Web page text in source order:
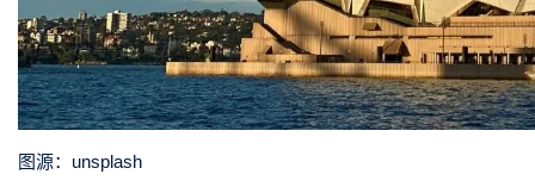
图源：unsplash